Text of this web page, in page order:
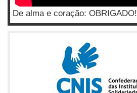
De alma e coração: OBRIGADO!